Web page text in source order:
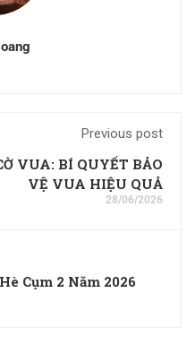
Previous post
VUA: BÍ QUYẾT BẢO
VỆ VUA HIỆU QUẢ
28/06/2026
Cụm 2 Năm 2026